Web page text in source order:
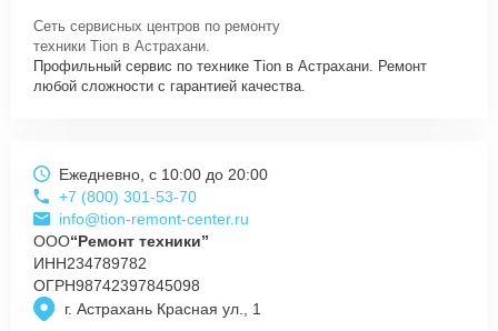
Сеть сервисных центров по ремонту
техники Tion в Астрахани.
Профильный сервис по технике Tion в Астрахани. Ремонт
любой сложности с гарантией качества.
г. Астрахань Красная ул., 1
Ежедневно, с 10:00 до 20:00
+7 (800) 301-53-70
info@tion-remont-center.ru
ООО“Ремонт техники”
ИНН234789782
ОГРН98742397845098